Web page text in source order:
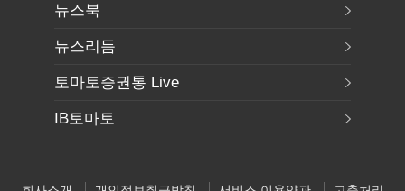
뉴스북
뉴스리듬
토마토증권통 Live
IB토마토